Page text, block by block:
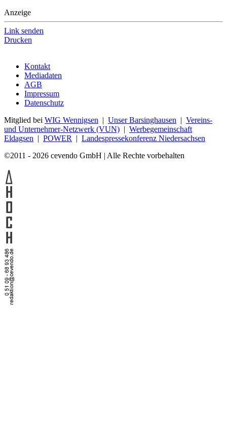
Anzeige
Link senden
Drucken
Kontakt
Mediadaten
AGB
Impressum
Datenschutz
Mitglied bei WIG Wennigsen | Unser Barsinghausen | Vereins-
und Unternehmer-Netzwerk (VUN) | Werbegemeinschaft
Eldagsen | POWER | Landespressekonferenz Niedersachsen
©2011 - 2026 cevendo GmbH | Alle Rechte vorbehalten